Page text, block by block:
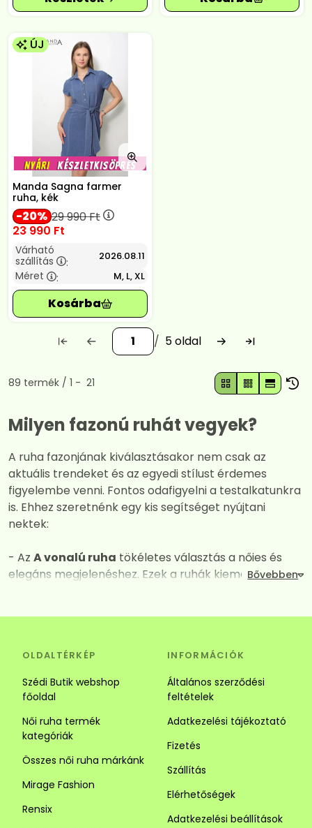
ÚJ
Manda Sagna farmer
ruha, kék
20 29 990Ft
23 990 Ft
Várható
szállítás
: 2026.08.11
Méret : M, L, XL
5
Összes termék a kategóriában
89 termék 1 21
Milyen fazonú ruhát vegyek?
A ruha fazonjának kiválasztásakor nem csak az
aktuális trendeket és az egyedi stílust érdemes
figyelembe venni. Fontos odafigyelni a testalkatunkra
is. Ehhez szeretnénk egy kis segítséget nyújtani
nektek:
- Az A vonalú ruha tökéletes választás a nőies és
elegáns megjelenéshez. Ezek a ruhák kiemelik a
kombinációja garantálja a maximális kényelmet és a
vonzó megjelenést. Tökéletes választás alkalomra és
hétköznapra is.
- AzIngruhaegy igazi jolly joker darab. Számos stílus
közül választhatsz. Az ingruhák ideálisak a laza és
sikkes megjelenéhez. Az ingruhák sokoldalúságuk
révén tökéletesek lehetnek alkalmi és hétköznapi
viseletnek is, kombináld kiegészítőkkel vagy egy
szuper övvel. Alacsony hölgyeknek javasoljuk a
OLDALTÉRKÉP
Szédi Butik webshop
főoldal
Női ruha termék
kategóriák
Összes női ruha márkánk
Mirage Fashion
Rensix
INFORMÁCIÓK
Általános szerződési
feltételek
Adatkezelési tájékoztató
Fizetés
Szállítás
Elérhetőségek
Adatkezelési beállítások